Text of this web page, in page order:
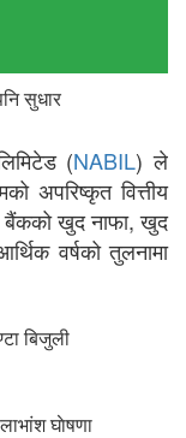
सुधार
(NABIL) ले
अपरिष्कृत वित्तीय
बैंकको खुद नाफा, खुद
वर्षको तुलनामा
बिजुली
घाेषणा